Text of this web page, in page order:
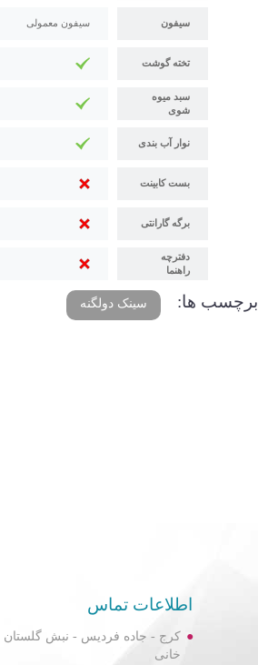
سیفون سیفون معمولی
تخته گوشت
سبد میوه
شوی
نوار آب بندی
بست کابینت
برگه گارانتی
دفترچه
راهنما
برچسب ها: سینک دولگنه
اطلاعات تماس
خانی